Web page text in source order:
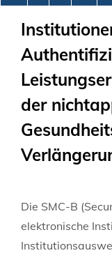
der
Die SMC-B
elektronische